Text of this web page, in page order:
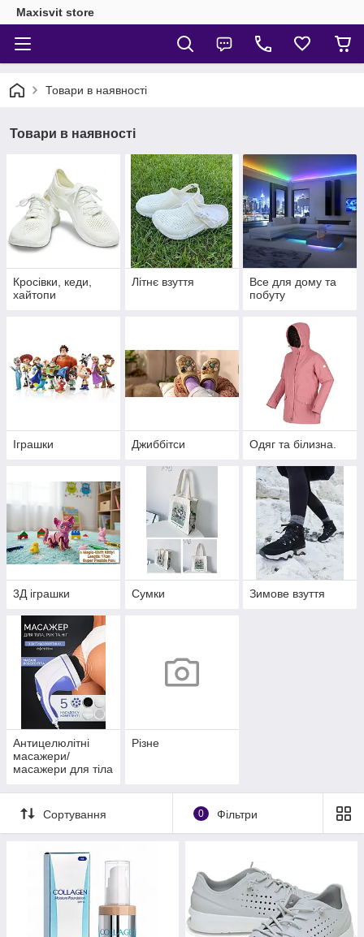
Maxisvit store
Товари в наявності
Товари в наявності
Кросівки, кеди,
хайтопи
Літнє взуття
Все для дому та
побуту
Іграшки Джиббітси Одяг та білизна.
3Д іграшки Сумки Зимове взуття
Антицелюлітні
масажери/
масажери для тіла
Різне
Сортування 0 Фільтри